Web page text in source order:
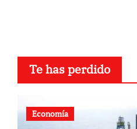
Te has perdido
Economía